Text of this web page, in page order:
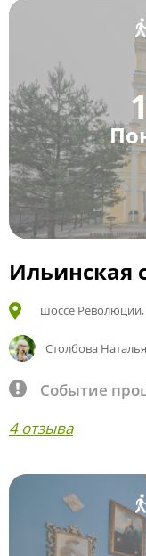
Ильинская
шоссе Революции,
Столбова
Событие
4 отзыва